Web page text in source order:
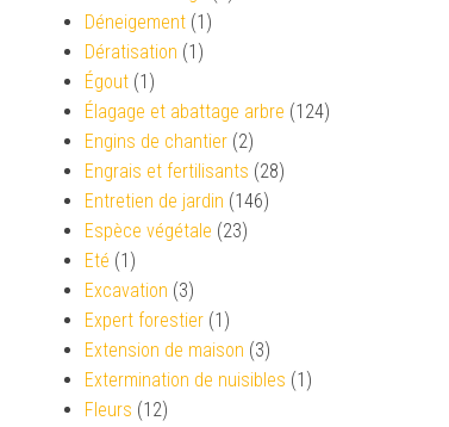
Déneigement (1)
Dératisation (1)
Égout (1)
Élagage et abattage arbre (124)
Engins de chantier (2)
Engrais et fertilisants (28)
Entretien de jardin (146)
Espèce végétale (23)
Eté (1)
Excavation (3)
Expert forestier (1)
Extension de maison (3)
Extermination de nuisibles (1)
Fleurs (12)